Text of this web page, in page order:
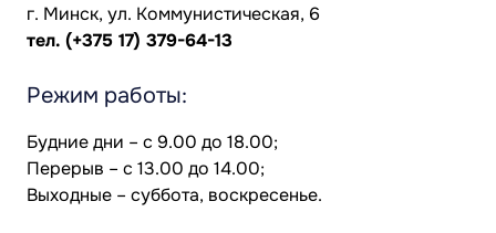
г. Минск, ул. Коммунистическая, 6
тел. (+375 17) 379-64-13
Режим работы:
Будние дни – с 9.00 до 18.00;
Перерыв – с 13.00 до 14.00;
Выходные – суббота, воскресенье.